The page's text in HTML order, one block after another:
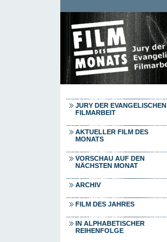
JURY DER EVANGELISCHEN
FILMARBEIT
AKTUELLER FILM DES
MONATS
VORSCHAU AUF DEN
NÄCHSTEN MONAT
ARCHIV
FILM DES JAHRES
IN ALPHABETISCHER
REIHENFOLGE